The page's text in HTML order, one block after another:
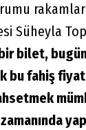
Süheyla
bilet,
bu fahiş